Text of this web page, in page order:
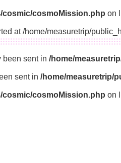
cosmic/cosmoMission.php on
at /home/measuretrip/
been sent in /home/
sent in /home/measuretrip/
cosmic/cosmoMission.php on